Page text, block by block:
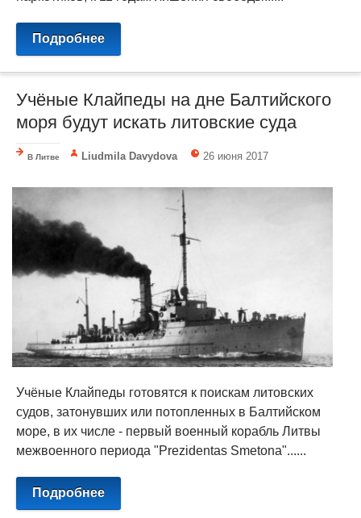
Подробнее
Учёные Клайпеды на дне Балтийского
моря будут искать литовские суда
В Литве Liudmila Davydova 26 июня 2017
Учёные Клайпеды готовятся к поискам литовских
судов, затонувших или потопленных в Балтийском
море, в их числе - первый военный корабль Литвы
межвоенного периода "Prezidentas Smetona"......
Подробнее